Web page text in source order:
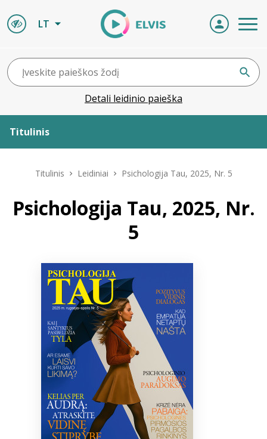
LT
Detali leidinio paieška
Titulinis
Leidiniai
Naujienos
Bibliotekoms
+370 667 80 541
info@elvislab.lt
Titulinis Leidiniai Psichologija Tau, 2025, Nr. 5
Psichologija Tau, 2025, Nr.
5